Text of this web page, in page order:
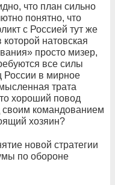
что план сильно
понятно, что
с Россией тут же
натовская
просто мизер,
все силы
России в мирное
трата
хороший повод
своим командованием
хозяин?
новой стратегии
по обороне